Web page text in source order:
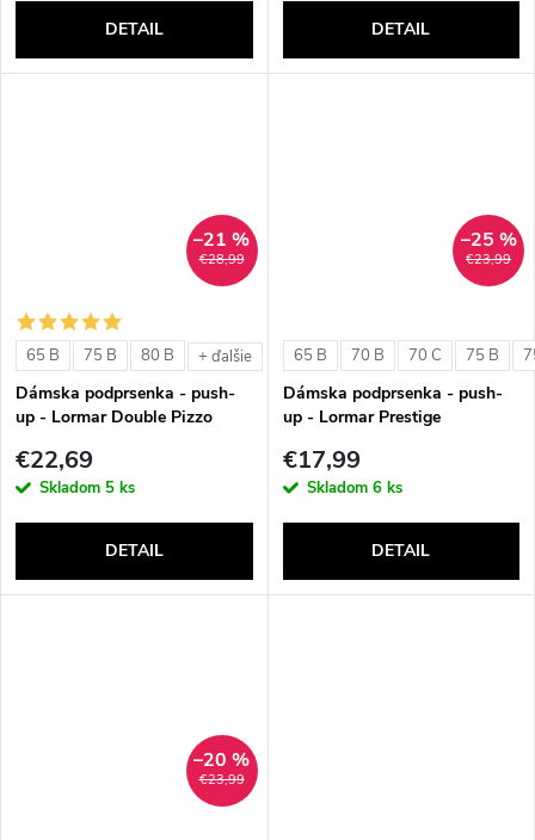
DETAIL DETAIL
€28,99
–21 %
65 B 75 B 80 B + ďalšie
Dámska podprsenka - push-
up - Lormar Double Pizzo
€22,69
Skladom 5 ks
DETAIL
€23,99
–25 %
65 B 70 B 70 C 75 B
Dámska podprsenka - push-
up - Lormar Prestige
€17,99
Skladom 6 ks
DETAIL
€23,99
–20 %